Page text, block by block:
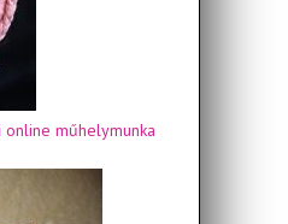
műhelymunka